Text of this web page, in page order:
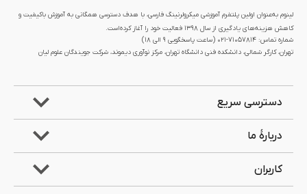
لینوم به‌عنوان اولین پلتفرم آموزشی میکرولرنینگ فارسی، با هدف دسترسی همگانی به آموزش باکیفیت و
کاهش هزینه‌های یادگیری از سال 1398 فعالیت خود را آغاز کرده‌است.
شماره تماس: 71057814-021 (ساعت پاسخگویی ۹ الی ۱۸)
تهران، کارگر شمالی، دانشکده فنی دانشگاه تهران، مرکز نوآوری دیموند، شرکت جویندگان علوم لیان
دسترسی سریع
دربارۀ ما
کاربران